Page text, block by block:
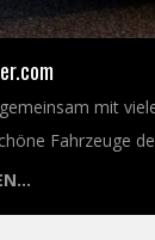
mit
Fahrzeuge